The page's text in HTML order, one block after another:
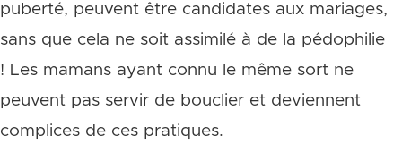
puberté, peuvent être candidates aux mariages,
sans que cela ne soit assimilé à de la pédophilie
! Les mamans ayant connu le même sort ne
peuvent pas servir de bouclier et deviennent
complices de ces pratiques.